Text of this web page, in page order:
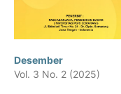
Desember
Vol. 3 No. 2 (2025)